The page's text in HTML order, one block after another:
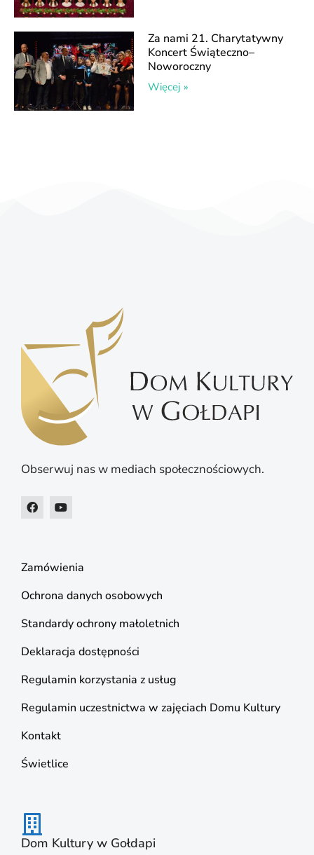
Za nami 21. Charytatywny
Koncert Świąteczno–
Noworoczny
Więcej »
Obserwuj nas w mediach społecznościowych.
Zamówienia
Ochrona danych osobowych
Standardy ochrony małoletnich
Deklaracja dostępności
Regulamin korzystania z usług
Regulamin uczestnictwa w zajęciach Domu Kultury
Kontakt
Świetlice
Dom Kultury w Gołdapi